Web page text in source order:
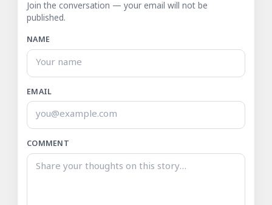
Join the conversation — your email will not be
published.
NAME
EMAIL
COMMENT